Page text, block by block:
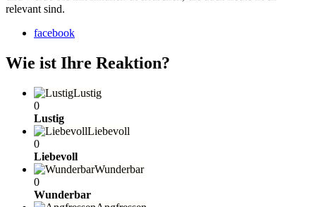
relevant sind.
facebook
Wie ist Ihre Reaktion?
Lustig
0
Lustig
Liebevoll
0
Liebevoll
Wunderbar
0
Wunderbar